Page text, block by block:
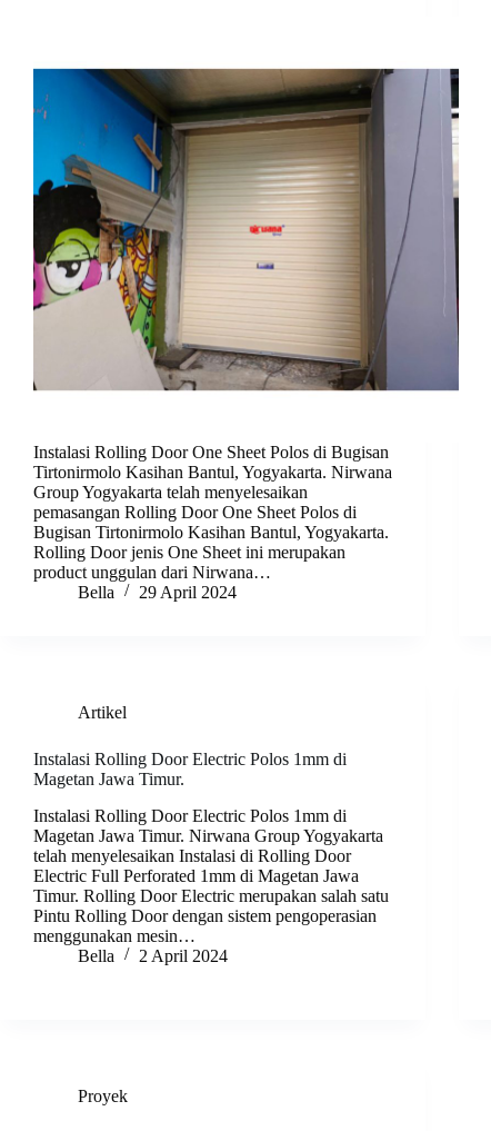
Instalasi Rolling Door One Sheet Polos di Bugisan
Tirtonirmolo Kasihan Bantul, Yogyakarta. Nirwana
Group Yogyakarta telah menyelesaikan
pemasangan Rolling Door One Sheet Polos di
Bugisan Tirtonirmolo Kasihan Bantul, Yogyakarta.
Rolling Door jenis One Sheet ini merupakan
product unggulan dari Nirwana…
Bella
29 April 2024
Artikel
Instalasi Rolling Door Electric Polos 1mm di
Magetan Jawa Timur.
Instalasi Rolling Door Electric Polos 1mm di
Magetan Jawa Timur. Nirwana Group Yogyakarta
telah menyelesaikan Instalasi di Rolling Door
Electric Full Perforated 1mm di Magetan Jawa
Timur. Rolling Door Electric merupakan salah satu
Pintu Rolling Door dengan sistem pengoperasian
menggunakan mesin…
Bella
2 April 2024
Proyek